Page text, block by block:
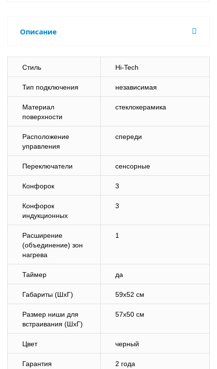
Описание
Стиль Hi-Tech
Тип подключения независимая
Материал
поверхности
стеклокерамика
Расположение
управления
спереди
Переключатели сенсорные
Конфорок 3
Конфорок
индукционных
3
Расширение
(объединение) зон
нагрева
1
Таймер да
Габариты (ШхГ) 59х52 см
Размер ниши для
встраивания (ШхГ)
57х50 см
Цвет черный
Гарантия 2 года